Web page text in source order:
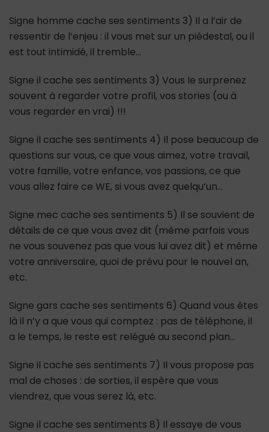
Signe homme cache ses sentiments 3) Il a l’air de
ressentir de l’enjeu : il vous met sur un piédestal, ou il
est tout intimidé, il tremble…
Signe il cache ses sentiments 3) Vous le surprenez
souvent à regarder votre profil, vos stories (ou à
vous regarder en vrai) !!!
Signe il cache ses sentiments 4) Il pose beaucoup de
questions sur vous, ce que vous aimez, votre travail,
votre famille, votre enfance, vos passions, ce que
vous allez faire ce WE, si vous avez quelqu’un…
Signe mec cache ses sentiments 5) Il se souvient de
détails de ce que vous avez dit (même parfois vous
ne vous souvenez pas que vous lui avez dit) et même
votre anniversaire, quoi de prévu pour le nouvel an,
etc.
Signe gars cache ses sentiments 6) Quand vous êtes
là il n’y a que vous qui comptez : pas de téléphone, il
a le temps, le reste est relégué au second plan…
Signe il cache ses sentiments 7) Il vous propose pas
mal de choses : de sorties, il espère que vous
viendrez, que vous serez là, etc.
Signe il cache ses sentiments 8) Il essaye de vous